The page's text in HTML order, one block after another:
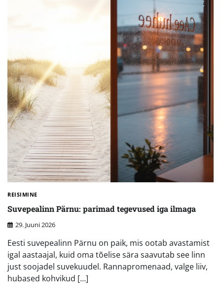
REISIMINE
Suvepealinn Pärnu: parimad tegevused iga ilmaga
29. Juuni 2026
Eesti suvepealinn Pärnu on paik, mis ootab avastamist
igal aastaajal, kuid oma tõelise sära saavutab see linn
just soojadel suvekuudel. Rannapromenaad, valge liiv,
hubased kohvikud […]